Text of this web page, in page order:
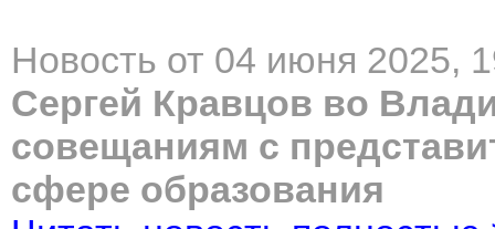
Новость от 04 июня 2025,
Сергей Кравцов во
совещаниям с
сфере образования